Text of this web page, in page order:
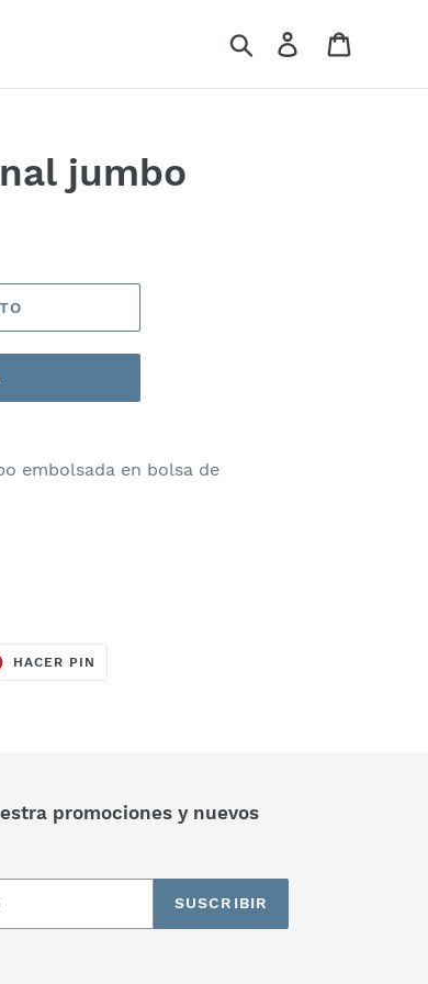
Buscar Ingresar
jumbo
embolsada en bolsa de
HACER PIN
promociones y nuevos
SUSCRIBIR